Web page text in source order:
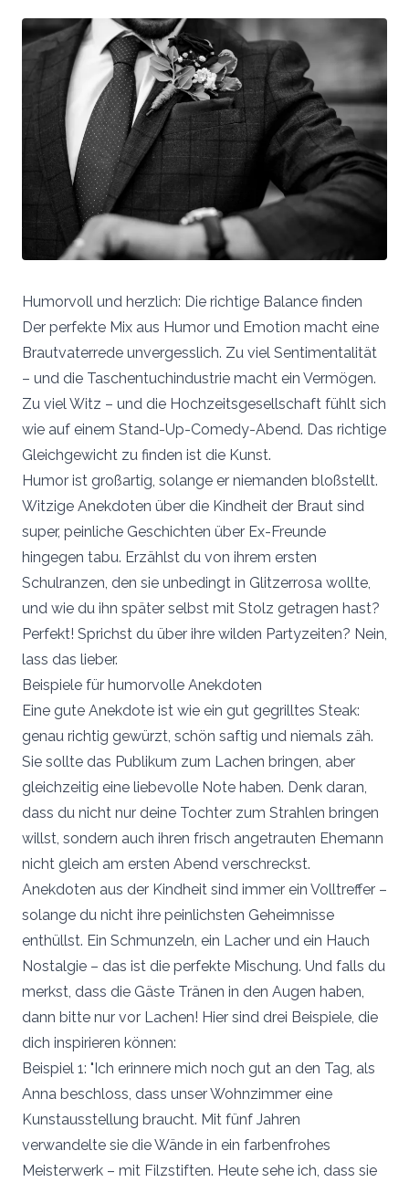
Humorvoll und herzlich: Die richtige Balance finden
Der perfekte Mix aus Humor und Emotion macht eine
Brautvaterrede unvergesslich. Zu viel Sentimentalität
– und die Taschentuchindustrie macht ein Vermögen.
Zu viel Witz – und die Hochzeitsgesellschaft fühlt sich
wie auf einem Stand-Up-Comedy-Abend. Das richtige
Gleichgewicht zu finden ist die Kunst.
Humor ist großartig, solange er niemanden bloßstellt.
Witzige Anekdoten über die Kindheit der Braut sind
super, peinliche Geschichten über Ex-Freunde
hingegen tabu. Erzählst du von ihrem ersten
Schulranzen, den sie unbedingt in Glitzerrosa wollte,
und wie du ihn später selbst mit Stolz getragen hast?
Perfekt! Sprichst du über ihre wilden Partyzeiten? Nein,
lass das lieber.
Beispiele für humorvolle Anekdoten
Eine gute Anekdote ist wie ein gut gegrilltes Steak:
genau richtig gewürzt, schön saftig und niemals zäh.
Sie sollte das Publikum zum Lachen bringen, aber
gleichzeitig eine liebevolle Note haben. Denk daran,
dass du nicht nur deine Tochter zum Strahlen bringen
willst, sondern auch ihren frisch angetrauten Ehemann
nicht gleich am ersten Abend verschreckst.
Anekdoten aus der Kindheit sind immer ein Volltreffer –
solange du nicht ihre peinlichsten Geheimnisse
enthüllst. Ein Schmunzeln, ein Lacher und ein Hauch
Nostalgie – das ist die perfekte Mischung. Und falls du
merkst, dass die Gäste Tränen in den Augen haben,
dann bitte nur vor Lachen! Hier sind drei Beispiele, die
dich inspirieren können:
Beispiel 1: "Ich erinnere mich noch gut an den Tag, als
Anna beschloss, dass unser Wohnzimmer eine
Kunstausstellung braucht. Mit fünf Jahren
verwandelte sie die Wände in ein farbenfrohes
Meisterwerk – mit Filzstiften. Heute sehe ich, dass sie